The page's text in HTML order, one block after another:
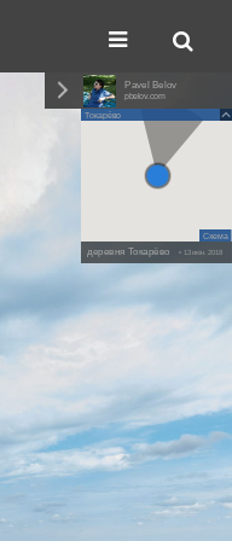
Pavel Belov
pbelov.com
Токарёво
Схема
деревня Токарёво • 13 июн. 2018